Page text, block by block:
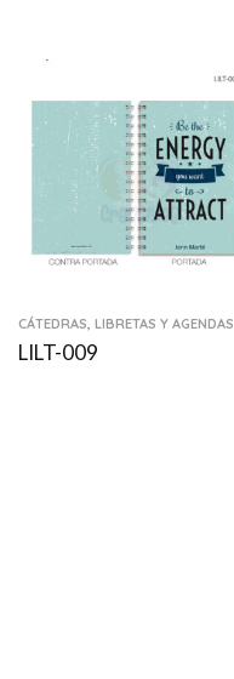
CÁTEDRAS, LIBRETAS Y AGENDAS
LILT-009